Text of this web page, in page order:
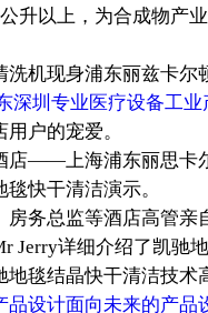
升以上，为合成物产业
机现身浦东丽兹卡尔
深圳专业医疗设备工
户的宠爱。
店——上海浦东丽思卡
快干清洁演示。
务总监等酒店高管亲
Jerry详细介绍了凯驰
地毯结晶快干清洁技
品设计面向未来的产品